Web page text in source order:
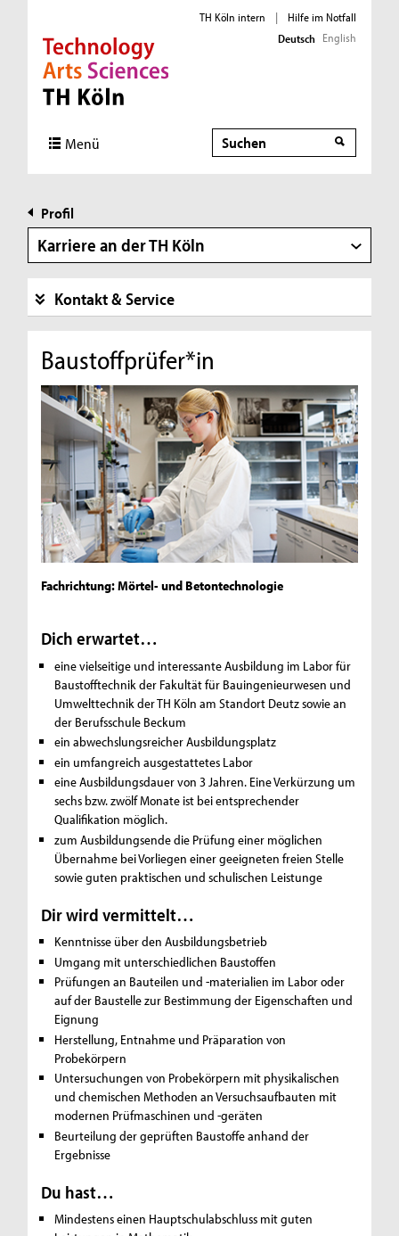
Direkt zur Hauptnavigation
Direkt zur Subnavigation
Direkt zum Inhalt
Direkt zum Fußbereich
TH Köln intern |
Hilfe im Notfall
Deutsch English
Menü Suche
Profil
Karriere an der TH Köln
Kontakt & Service
Baustoffprüfer*in
Fachrichtung: Mörtel- und Betontechnologie
Dich erwartet…
eine vielseitige und interessante Ausbildung im Labor für
Baustofftechnik der Fakultät für Bauingenieurwesen und
Umwelttechnik der TH Köln am Standort Deutz sowie an
der Berufsschule Beckum
ein abwechslungsreicher Ausbildungsplatz
ein umfangreich ausgestattetes Labor
eine Ausbildungsdauer von 3 Jahren. Eine Verkürzung um
sechs bzw. zwölf Monate ist bei entsprechender
Qualifikation möglich.
zum Ausbildungsende die Prüfung einer möglichen
Übernahme bei Vorliegen einer geeigneten freien Stelle
sowie guten praktischen und schulischen Leistunge
Dir wird vermittelt…
Kenntnisse über den Ausbildungsbetrieb
Umgang mit unterschiedlichen Baustoffen
Prüfungen an Bauteilen und -materialien im Labor oder
auf der Baustelle zur Bestimmung der Eigenschaften und
Eignung
Herstellung, Entnahme und Präparation von
Probekörpern
Untersuchungen von Probekörpern mit physikalischen
und chemischen Methoden an Versuchsaufbauten mit
modernen Prüfmaschinen und -geräten
Beurteilung der geprüften Baustoffe anhand der
Ergebnisse
Du hast…
Mindestens einen Hauptschulabschluss mit guten